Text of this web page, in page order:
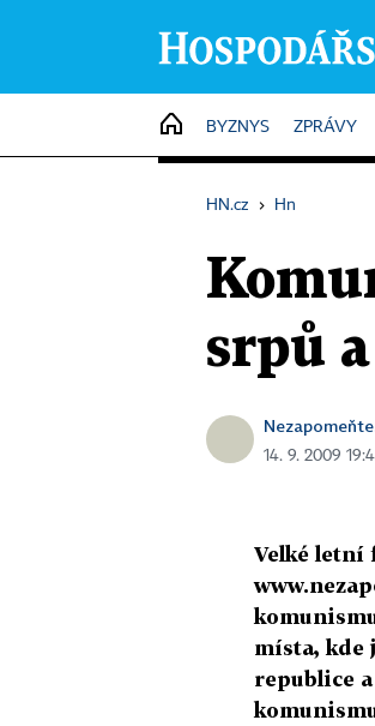
HOME
BYZNYS ZPRÁVY
HN.cz › Hn
srpů
14. 9. 2009
Velké letní
místa, kde
republice